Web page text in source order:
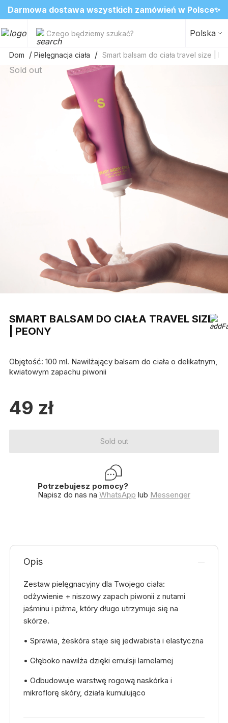
✨
2=3 na ulubione zapachy do wnętrz
SALE do -20%✨
❤️ Perfumy Sugar Porn 50 ml znów dostępne
Nowosci✨
Czego będziemy szukać? Polska
Dom Pielęgnacja ciała Smart balsam do ciała travel size |
Sold out
SMART BALSAM DO CIAŁA TRAVEL SIZE
| PEONY
Objętość: 100 ml. Nawilżający balsam do ciała o delikatnym,
kwiatowym zapachu piwonii
49 zł
Sold out
Potrzebujesz pomocy?
Napisz do nas na WhatsApp lub Messenger
Opis
Zestaw pielęgnacyjny dla Twojego ciała:
odżywienie + niszowy zapach piwonii z nutami
jaśminu i piżma, który długo utrzymuje się na
skórze.
• Sprawia, że​​skóra staje się jedwabista i elastyczna
• Głęboko nawilża dzięki emulsji lamelarnej
• Odbudowuje warstwę rogową naskórka i
mikroflorę skóry, działa kumulująco